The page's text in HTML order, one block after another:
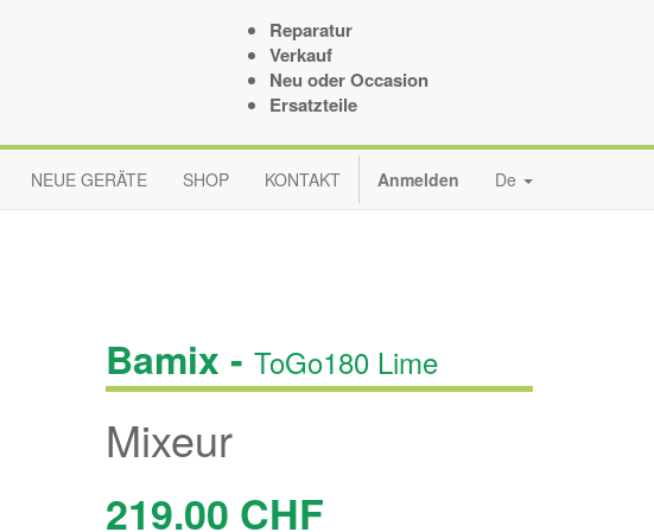
Reparatur
Verkauf
Neu oder Occasion
Ersatzteile
NEUE GERÄTE SHOP KONTAKT Anmelden De
Bamix - ToGo180 Lime
Mixeur
219.00 CHF